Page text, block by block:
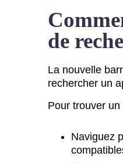
de
La nouvelle
rechercher un
Pour trouver
Naviguez